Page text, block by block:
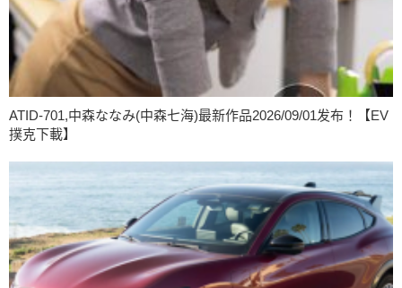
ATID-701,中森ななみ(中森七海)最新作品2026/09/01发布！【EV
撲克下載】